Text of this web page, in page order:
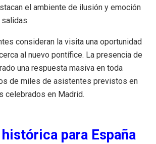
el ambiente de ilusión y emoción
consideran la visita una oportunidad
al nuevo pontífice. La presencia de
una respuesta masiva en toda
de miles de asistentes previstos en
celebrados en Madrid.
para España